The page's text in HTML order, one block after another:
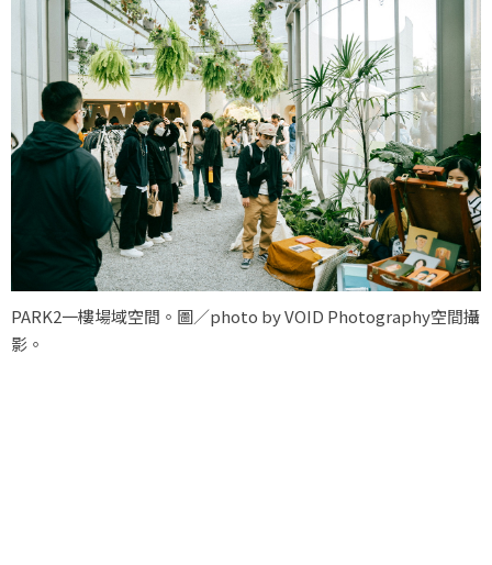
PARK2一樓場域空間。圖／photo by VOID Photography空間攝
影。